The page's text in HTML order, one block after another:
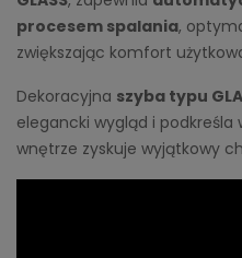
procesem spalania,
zwiększając komfort
Dekoracyjna szyba typu
elegancki wygląd i podkreśla
wnętrze zyskuje wyjątkowy